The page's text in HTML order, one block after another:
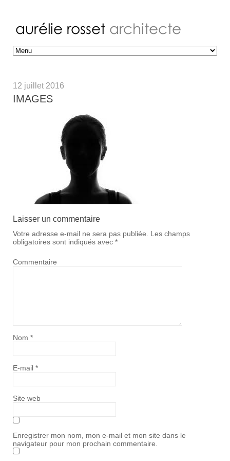
12 juillet 2016
IMAGES
Laisser un commentaire
Votre adresse e-mail ne sera pas publiée.
Les champs
obligatoires sont indiqués avec *
Commentaire
Nom *
E-mail *
Site web
Enregistrer mon nom, mon e-mail et mon site dans le
navigateur pour mon prochain commentaire.